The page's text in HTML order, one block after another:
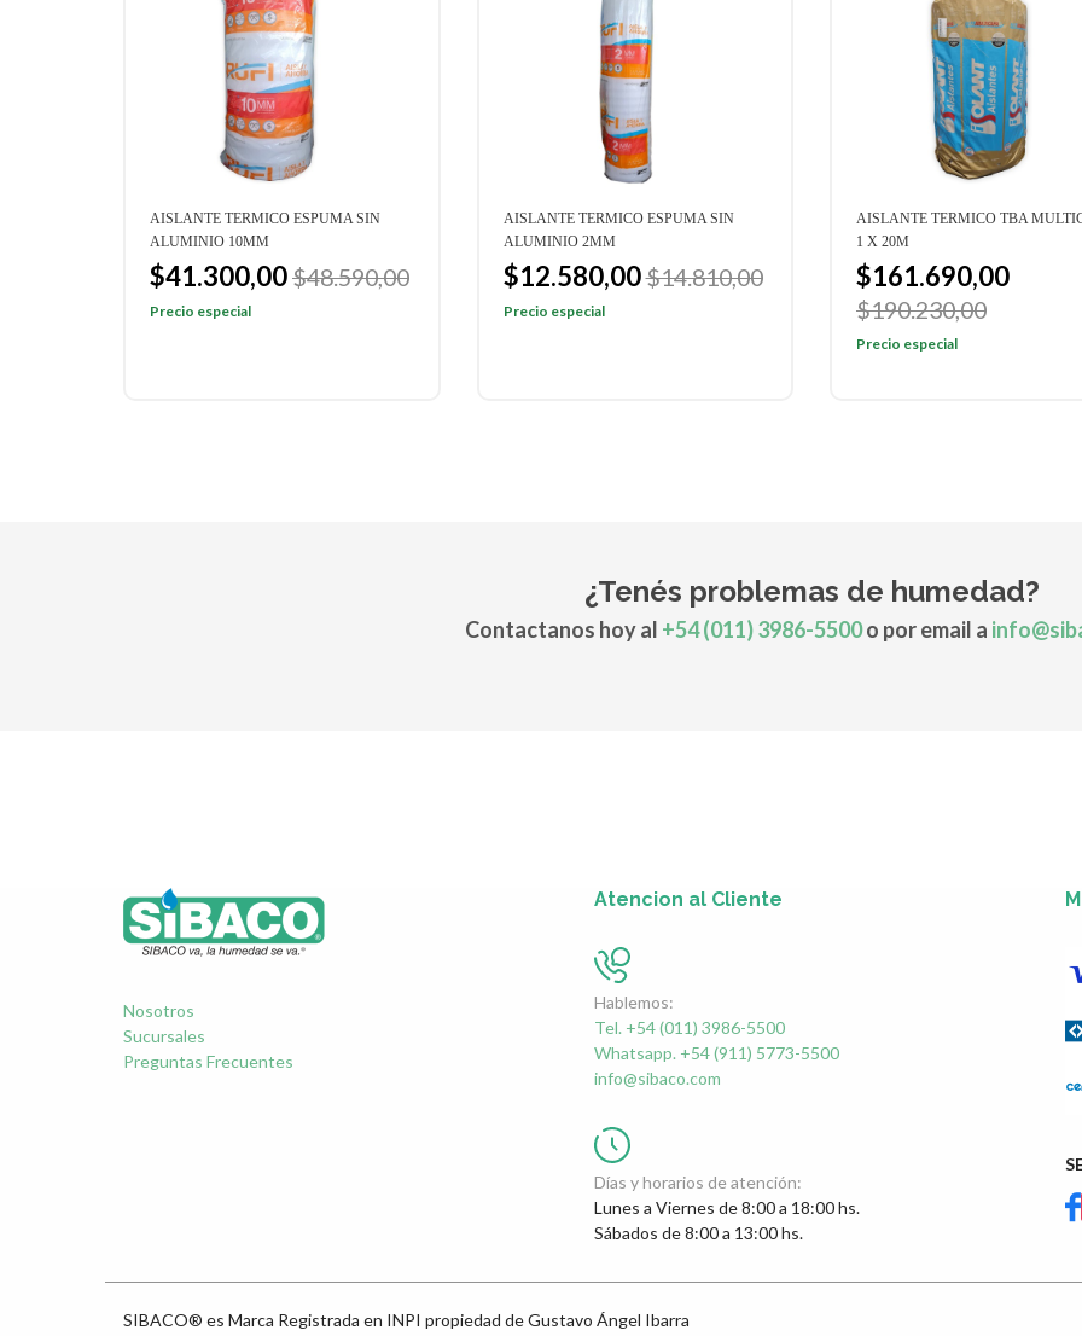
AISLANTE TERMICO ESPUMA SIN
ALUMINIO 2MM
$12.580,00$14.810,00
Precio especial
AISLANTE TERMICO TBA MULTICAPA
1 X 20M
$161.690,00
$190.230,00
AISLANTE TERMICO ALUMINIO
SOLAPE 10MM
$67.830,00
Precio especial
¿Tenés problemas de humedad?
Contactanos hoy al +54 (011) 3986-5500o por email a
Nosotros
Sucursales
Preguntas Frecuentes
Atencion al Cliente
Hablemos:
Tel. +54 (011) 3986-5500
Whatsapp. +54 (911) 5773-5500
info@sibaco.com
Días y horarios de atención:
Lunes a Viernes de 8:00 a 18:00 hs.
Sábados de 8:00 a 13:00 hs.
SIBACO® es Marca Registrada en INPI propiedad de Gustavo Ángel Ibarra